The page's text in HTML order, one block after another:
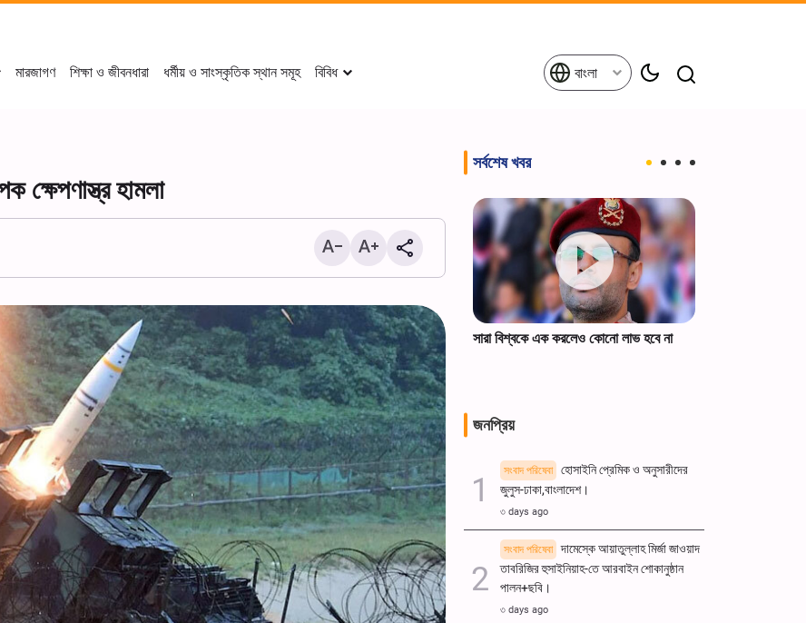
মারজাগণ শিক্ষা ও জীবনধারা ধর্মীয় ও সাংস্কৃতিক স্থান সমূহ বিবিধ বাংলা
ক্ষেপণাস্ত্র হামলা
সর্বশেষ খবর
‘ ইমাম রেযা (আ.)-এর খাদেমদের কাফেলার পক্ষ
থেকে বাইনুল-হারামাইনে শোকানুষ্ঠান।
সারা বিশ্বকে এক করলেও কোনো লাভ হবে না
জনপ্রিয়
সংবাদ পরিষেবা
হোসাইনি প্রেমিক ও অনুসারীদের
জুলুস-ঢাকা,বাংলাদেশ।
৩ days ago
সংবাদ পরিষেবা
দামেস্কে আয়াতুল্লাহ মির্জা জাওয়াদ
তাবরিজির হুসাইনিয়াহ-তে আরবাইন শোকানুষ্ঠান
পালন+ছবি।
৩ days ago